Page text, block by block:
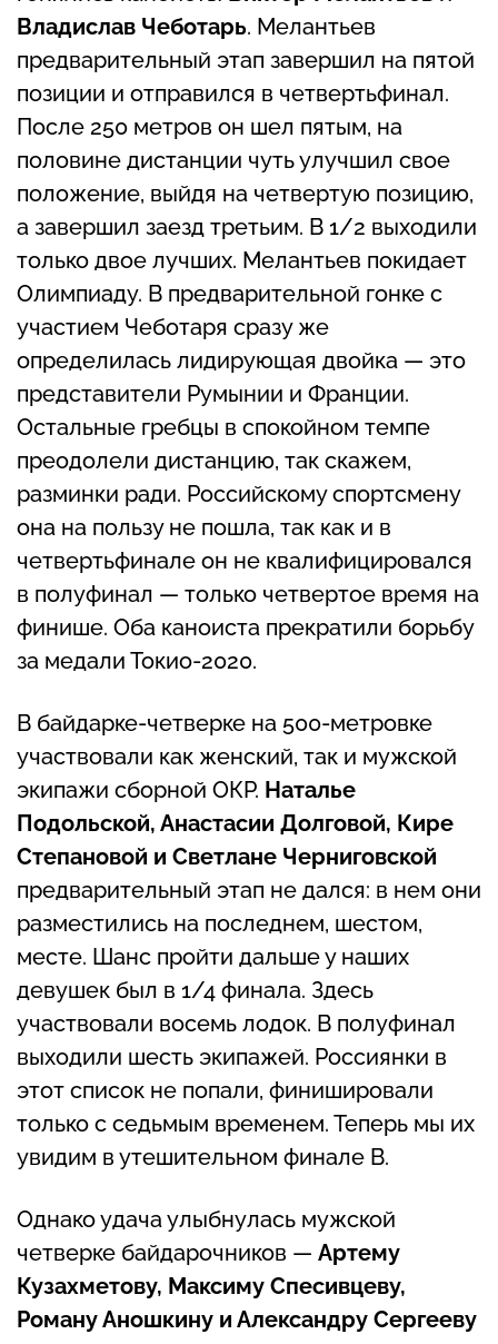
Владислав Чеботарь. Мелантьев
предварительный этап завершил на пятой
позиции и отправился в четвертьфинал.
После 250 метров он шел пятым, на
половине дистанции чуть улучшил свое
положение, выйдя на четвертую позицию,
а завершил заезд третьим. В 1/2 выходили
только двое лучших. Мелантьев покидает
Олимпиаду. В предварительной гонке с
участием Чеботаря сразу же
определилась лидирующая двойка — это
представители Румынии и Франции.
Остальные гребцы в спокойном темпе
преодолели дистанцию, так скажем,
разминки ради. Российскому спортсмену
она на пользу не пошла, так как и в
четвертьфинале он не квалифицировался
в полуфинал — только четвертое время на
финише. Оба каноиста прекратили борьбу
за медали Токио-2020.
В байдарке-четверке на 500-метровке
участвовали как женский, так и мужской
экипажи сборной ОКР. Наталье
Подольской, Анастасии Долговой, Кире
Степановой и Светлане Черниговской
предварительный этап не дался: в нем они
разместились на последнем, шестом,
месте. Шанс пройти дальше у наших
девушек был в 1/4 финала. Здесь
участвовали восемь лодок. В полуфинал
выходили шесть экипажей. Россиянки в
этот список не попали, финишировали
только с седьмым временем. Теперь мы их
увидим в утешительном финале B.
Однако удача улыбнулась мужской
четверке байдарочников — Артему
Кузахметову, Максиму Спесивцеву,
Роману Аношкину и Александру Сергееву